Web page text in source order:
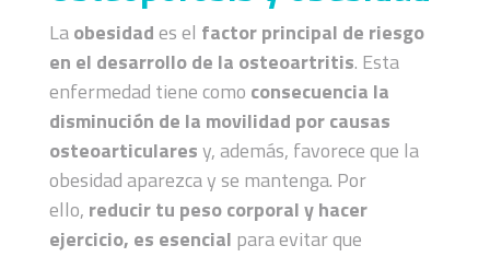
Laobesidades el factor principal de riesgo
en el desarrollo de la osteoartritis. Esta
enfermedad tiene como consecuencia la
disminución de la movilidad por causas
osteoarticularesy, además, favorece que la
obesidad aparezca y se mantenga. Por
ello, reducir tu peso corporal y hacer
ejercicio, es esencial para evitar que